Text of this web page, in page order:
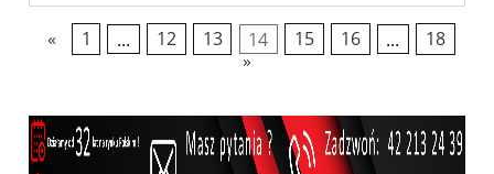
« 1 ... 12 13 14 15 16 ...
18
»